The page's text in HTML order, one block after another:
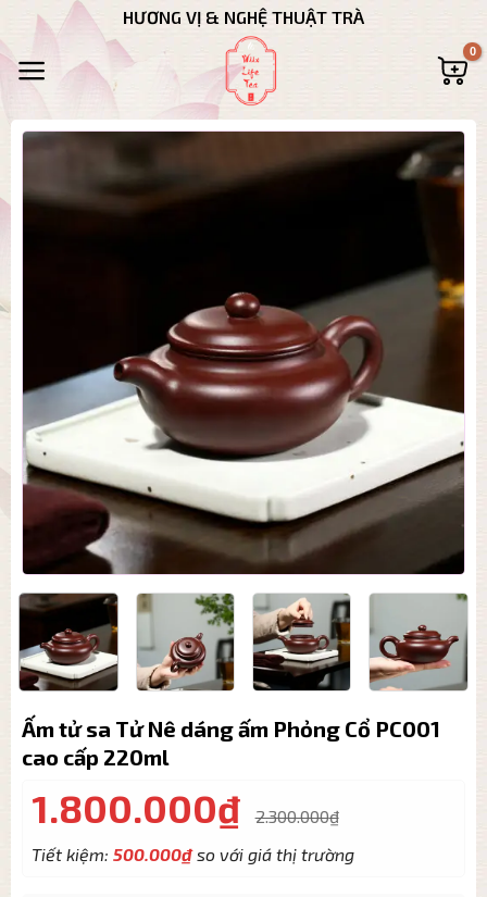
qua
nội
HƯƠNG VỊ & NGHỆ THUẬT TRÀ
Ấm tử sa Tử Nê dáng ấm Phỏng Cổ PC001
cao cấp 220ml
1.800.000₫ 2.300.000₫
Tiết kiệm: 500.000₫so với giá thị trường